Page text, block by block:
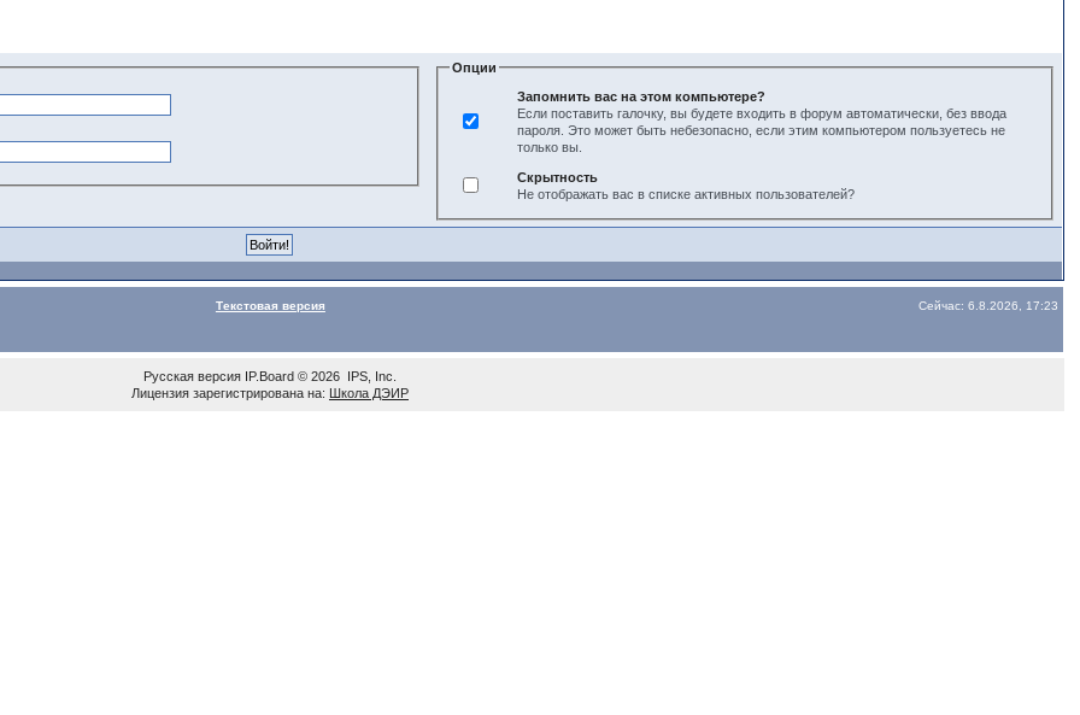
Опции
Запомнить вас на этом компьютере?
Если поставить галочку, вы будете входить в форум автоматически, без ввода
пароля. Это может быть небезопасно, если этим компьютером пользуетесь не
только вы.
Скрытность
Не отображать вас в списке активных пользователей?
Текстовая версия Сейчас: 6.8.2026, 17:23
Русская версия IP.Board© 2026 IPS, Inc
Лицензия зарегистрирована на: Школа ДЭИР